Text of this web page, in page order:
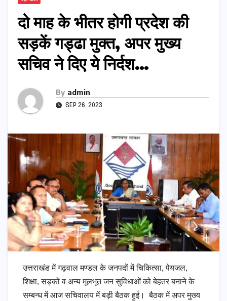
दो माह के भीतर होगी प्रदेश की
सड़कें गड्ढा मुक्त, अपर मुख्य
सचिव ने दिए ये निर्दश…
By admin
SEP 26, 2023
उत्तराखंड में गढ़वाल मण्डल के जनपदों में चिकित्सा, पेयजल,
शिक्षा, सड़कों व अन्य मूलभूत जन सुविधाओं को बेहतर बनाने के
सम्बन्ध में आज सचिवालय में बड़ी बैठक हुई। बैठक में अपर मुख्य